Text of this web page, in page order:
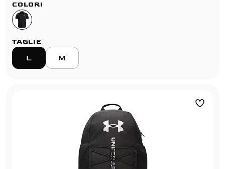
COLORI
TAGLIE
L M